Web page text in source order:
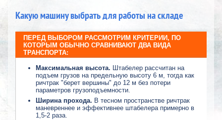
Какую машину выбрать для работы на складе
ПЕРЕД ВЫБОРОМ РАССМОТРИМ КРИТЕРИИ, ПО
КОТОРЫМ ОБЫЧНО СРАВНИВАЮТ ДВА ВИДА
ТРАНСПОРТА:
Максимальная высота. Штабелер рассчитан на
подъем грузов на предельную высоту 6 м, тогда как
ричтрак "берет вершины" до 12 м без потери
параметров грузоподъемности.
Ширина прохода. В тесном пространстве ричтрак
маневреннее и эффективнее штабелера примерно в
1,5-2 раза.